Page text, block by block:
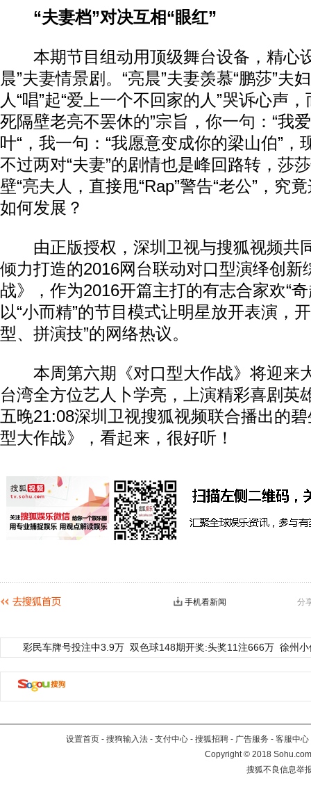
“夫妻档”对决互相“眼红”
本期节目组动用顶级舞台设备，精心设
晨”夫妻情景剧。“亮晨”夫妻羡慕“鹏莎”夫
人“唱”起“爱上一个不回家的人”哭诉心声，
死隔壁老亮不罢休的”宗旨，你一句：“我
叶“，我一句：“我愿意变成你的梁山伯”，
不过两对“夫妻”的剧情也是峰回路转，莎
壁“亮夫人，直接甩“Rap”警告“老公”，究
如何发展？
由正版授权，深圳卫视与搜狐视频共
倾力打造的2016网台联动对口型演绎创新
战》，作为2016开篇主打的有志合家欢“
以“小而精”的节目模式让明星放开表演，
型、拼演技”的网络热议。
本周第六期《对口型大作战》将迎来
台湾全方位艺人卜学亮，上演精彩喜剧英
五晚21:08深圳卫视搜狐视频联合播出的
型大作战》，看起来，很好听！
分
手机看新闻
彩民车牌号投注中3.9万 双色球148期开奖:头奖11注666万 徐州
设置首页 - 搜狗输入法 - 支付中心 - 搜狐招聘 - 广告服务 - 客服中心
Copyright©2018
搜狐不良信息举